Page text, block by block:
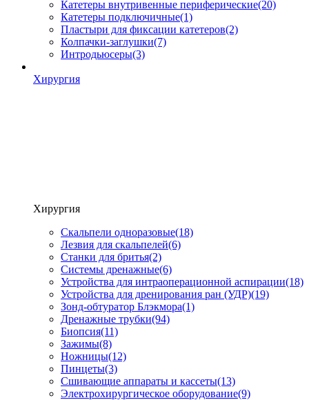
Катетеры внутривенные периферические(20)
Катетеры подключичные(1)
Пластыри для фиксации катетеров(2)
Колпачки-заглушки(7)
Интродьюсеры(3)
Хирургия
Хирургия
Скальпели одноразовые(18)
Лезвия для скальпелей(6)
Станки для бритья(2)
Системы дренажные(6)
Устройства для интраоперационной аспирации(18)
Устройства для дренирования ран (УДР)(19)
Зонд-обтуратор Блэкмора(1)
Дренажные трубки(94)
Биопсия(11)
Зажимы(8)
Ножницы(12)
Пинцеты(3)
Сшивающие аппараты и кассеты(13)
Электрохирургическое оборудование(9)